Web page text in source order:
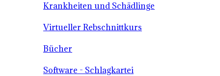
Krankheiten und Schädlinge
Virtueller Rebschnittkurs
Bücher
Software - Schlagkartei